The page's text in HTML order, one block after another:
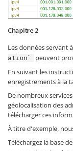
Chapitre 2
Les données servant
ation`
peuvent
En suivant les
enregistrements à la
De nombreux
géolocalisation des
télécharger ces
À titre d'exemple,
Téléchargez la base